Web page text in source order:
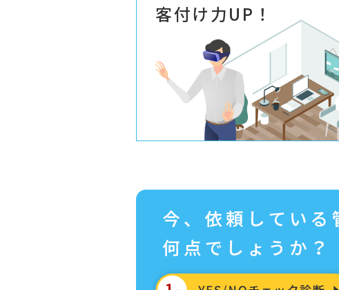
客付け力UP！